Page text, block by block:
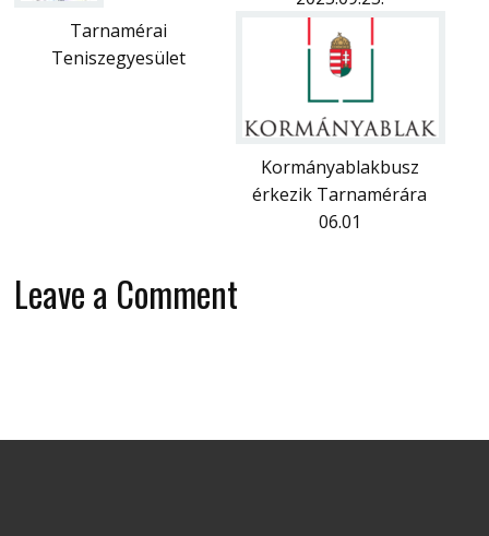
Tarnamérai
Teniszegyesület
Kormányablakbusz
érkezik Tarnamérára
06.01
Leave a Comment